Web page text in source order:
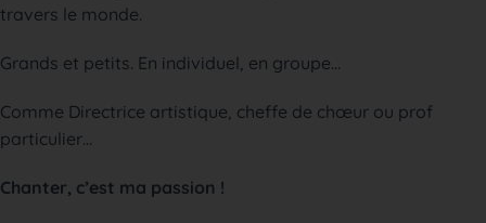
travers le monde.
Grands et petits. En individuel, en groupe…
Comme Directrice artistique, cheffe de chœur ou prof
particulier…
Chanter, c’est ma passion !